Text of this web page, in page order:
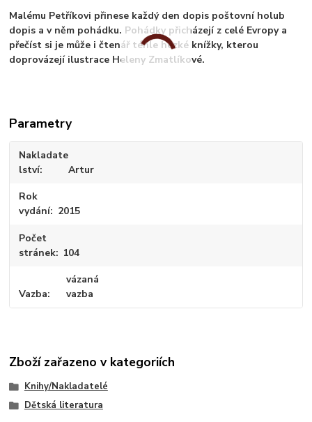
Malému Petříkovi přinese každý den dopis poštovní holub
dopis a v něm pohádku. Pohádky přicházejí z celé Evropy a
přečíst si je může i čtenář téhle hezké knížky, kterou
doprovázejí ilustrace Heleny Zmatlíkové.
Parametry
Nakladate
lství
Artur
Rok
vydání
2015
Počet
stránek
104
Vazba
vázaná
vazba
Zboží zařazeno v kategoriích
Knihy/Nakladatelé
Dětská literatura